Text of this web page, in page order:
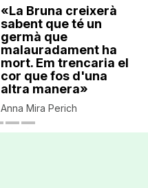
«La Bruna creixerà
sabent que té un
germà que
malauradament ha
mort. Em trencaria el
cor que fos d'una
altra manera»
Anna Mira Perich